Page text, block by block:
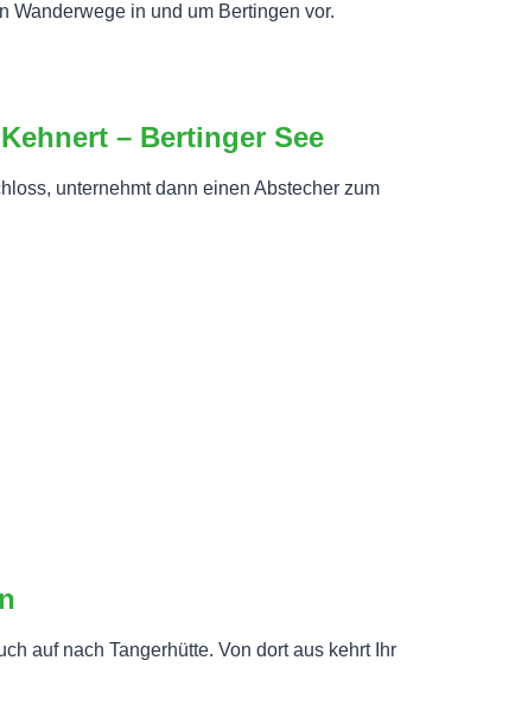
Wanderwege in und um Bertingen vor.
– Bertinger See
unternehmt dann einen Abstecher zum
auf nach Tangerhütte. Von dort aus kehrt Ihr